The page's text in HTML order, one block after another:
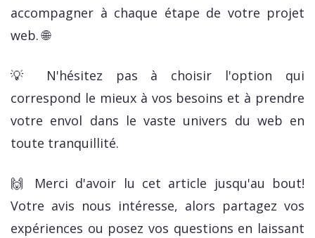
accompagner à chaque étape de votre projet
web. 🌐
💡 N'hésitez pas à choisir l'option qui
correspond le mieux à vos besoins et à prendre
votre envol dans le vaste univers du web en
toute tranquillité.
🙌 Merci d'avoir lu cet article jusqu'au bout!
Votre avis nous intéresse, alors partagez vos
expériences ou posez vos questions en laissant